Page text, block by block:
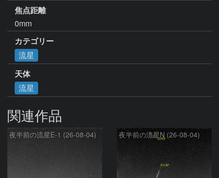
焦点距離
0mm
カテゴリー
流星
天体
流星
関連作品
夜半前の流星E-1 (26-08-04) 夜半前の流星N (26-08-04)